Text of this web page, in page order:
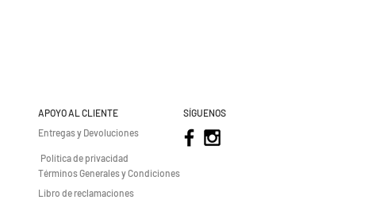
APOYO AL CLIENTE
Entregas y Devoluciones
SÍGUENOS
Política de privacidad
Términos Generales y Condiciones
Libro de reclamaciones